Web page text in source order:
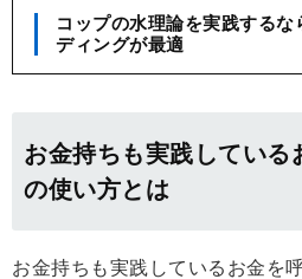
コップの水理論を実践する
ディングが最適
お金持ちも実践している
の使い方とは
お金持ちも実践しているお金を